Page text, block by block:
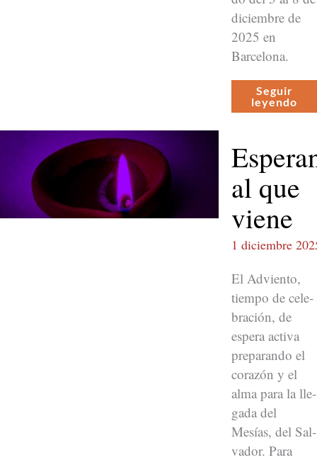
diciem­bre de
2025 en
Barcelona.
Seguir
leyen­do
al que
viene
1 diciembre
El Advien­to,
tiem­po de cel­e­
bración, de
espera acti­va
preparan­do el
corazón y el
alma para la lle­
ga­da del
Mesías, del Sal­
vador. Para